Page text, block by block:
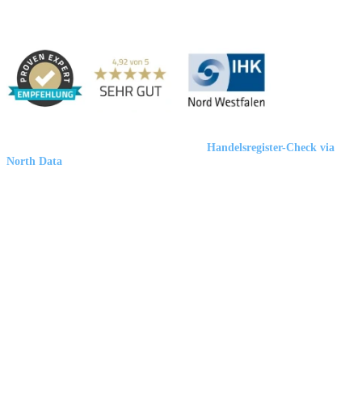
Handelsregister-Check via
North Data